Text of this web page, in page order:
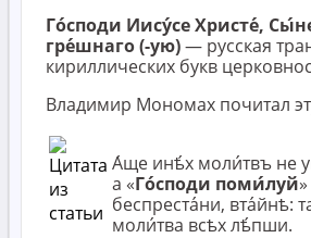
Го́споди Иису́се Христе́,
гре́шнаго (-ую)— русская
кириллических букв
Владимир Мономах почитал
А́ще инѣ́х моли́твъ не
а «Го́споди поми́луй
беспреста́ни, вта́йнѣ:
моли́тва всѣх лѣ́пши.